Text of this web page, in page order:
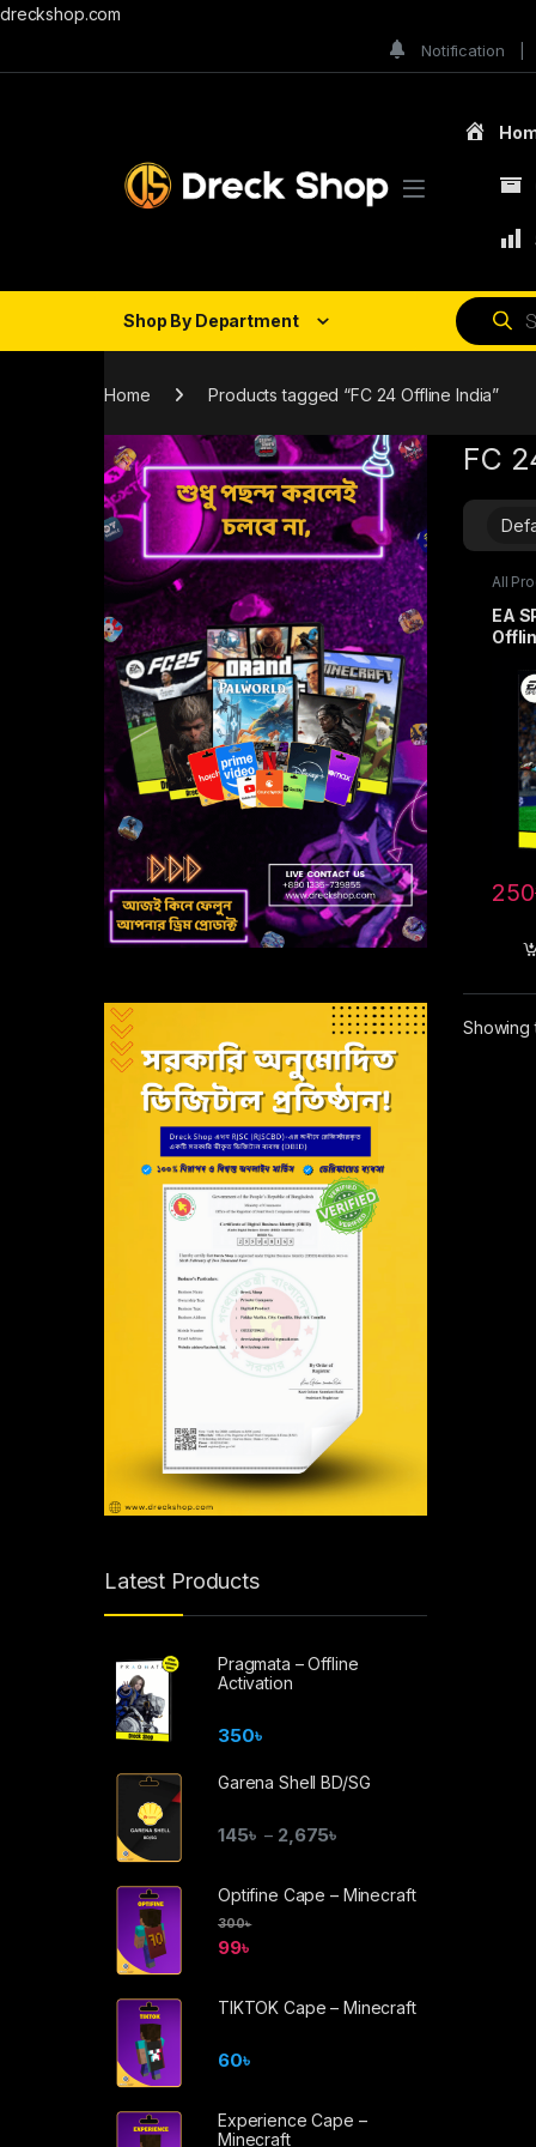
dreckshop.com
Notification
Shop By Department
Home Products tagged “FC 24 Offline India”
FC
All
EA
250
Showing
Latest Products
Pragmata – Offline
Activation
350৳
Garena Shell BD/SG
145৳ – 2,675৳
Optifine Cape – Minecraft
99৳
300৳
TIKTOK Cape – Minecraft
60৳
Experience Cape –
Minecraft